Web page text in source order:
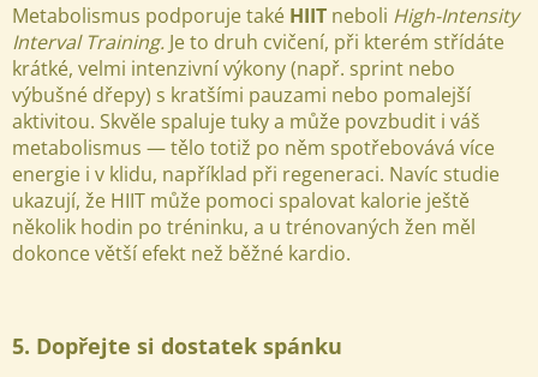
Metabolismus podporuje také HIIT neboli High-Intensity
Interval Training. Je to druh cvičení, při kterém střídáte
krátké, velmi intenzivní výkony (např. sprint nebo
výbušné dřepy) s kratšími pauzami nebo pomalejší
aktivitou. Skvěle spaluje tuky a může povzbudit i váš
metabolismus — tělo totiž po něm spotřebovává více
energie i v klidu, například při regeneraci. Navíc studie
ukazují, že HIIT může pomoci spalovat kalorie ještě
několik hodin po tréninku, a u trénovaných žen měl
dokonce větší efekt než běžné kardio.
5. Dopřejte si dostatek spánku